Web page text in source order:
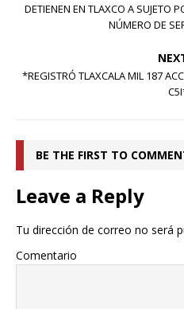
DETIENEN EN TLAXCO A SUJETO
NÚMERO DE
*REGISTRÓ TLAXCALA MIL 187
BE THE FIRST TO
Leave a Reply
Tu dirección de correo no será
Comentario